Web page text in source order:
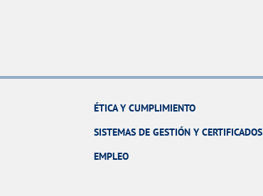
ÉTICA Y CUMPLIMIENTO
SISTEMAS DE GESTIÓN Y CERTIFICADOS
EMPLEO